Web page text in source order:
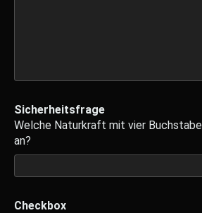
Sicherheitsfrage
Welche Naturkraft mit vier
an?
Checkbox